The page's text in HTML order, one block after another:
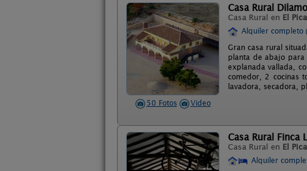
50 Fotos Video
Casa Rural
Casa Rural en El
Alquiler completo
Gran casa rural
planta de abajo
explanada vallada,
comedor, 2 cocinas
lavadora, secadora,
Casa Rural Finca
Casa Rural en El
Alquiler